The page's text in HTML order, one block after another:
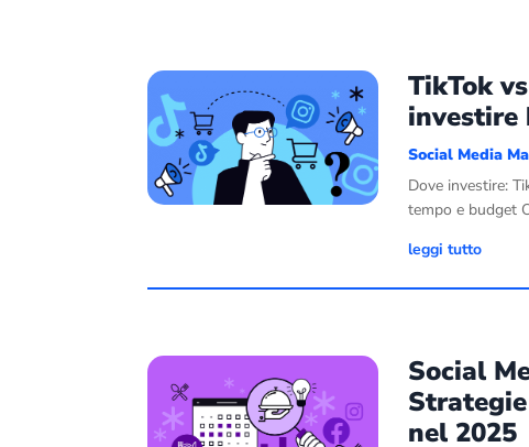
TikTok
investire
Social Media
Dove investire:
tempo e budget
leggi tutto
Social
nel 2025